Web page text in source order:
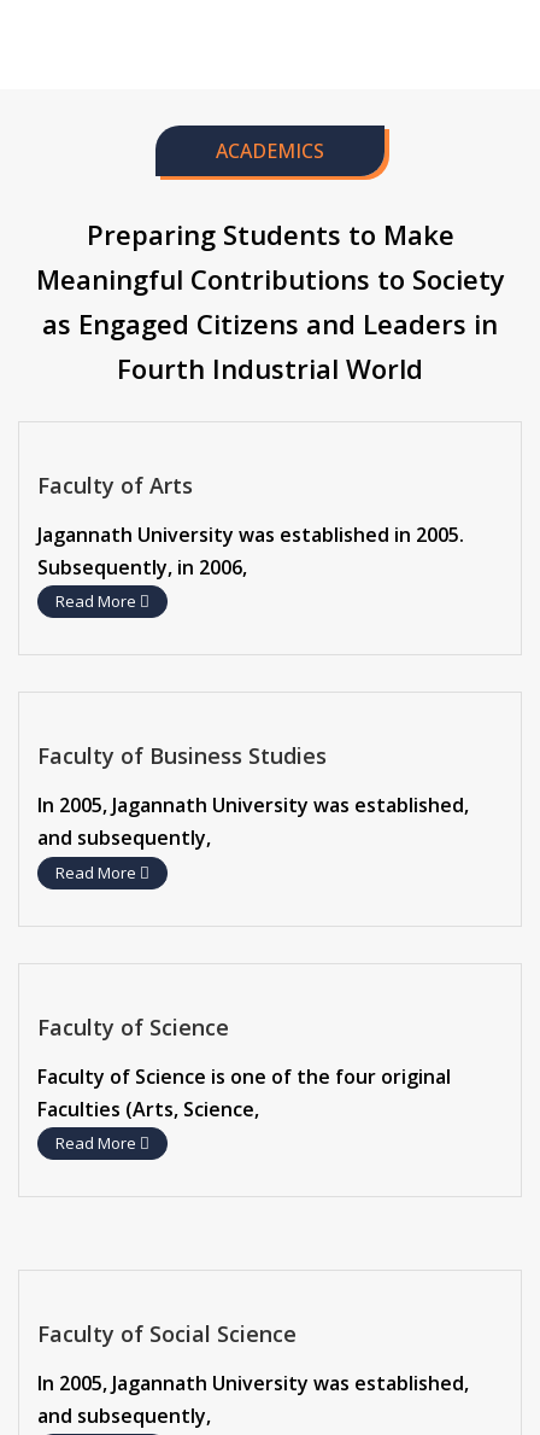
ACADEMICS
Preparing Students to Make
Meaningful Contributions to Society
as Engaged Citizens and Leaders in
Fourth Industrial World
Faculty of Arts
Jagannath University was established in 2005.
Subsequently, in 2006,
Read More
Faculty of Business Studies
In 2005, Jagannath University was established,
and subsequently,
Read More
Faculty of Science
Faculty of Science is one of the four original
Faculties (Arts, Science,
Read More
Faculty of Social Science
In 2005, Jagannath University was established,
and subsequently,